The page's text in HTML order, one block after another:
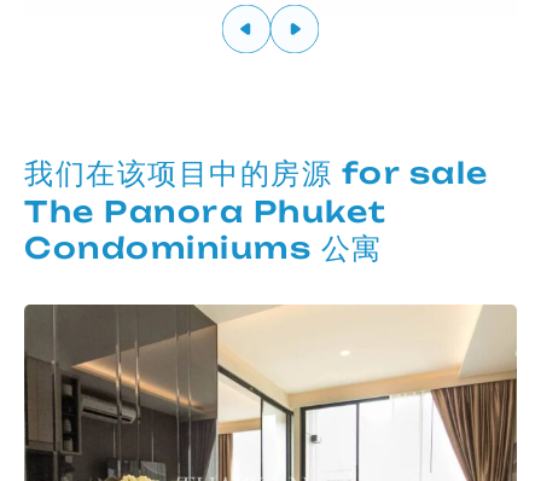
我们在该项目中的房源 for sale
The Panora Phuket
Condominiums 公寓